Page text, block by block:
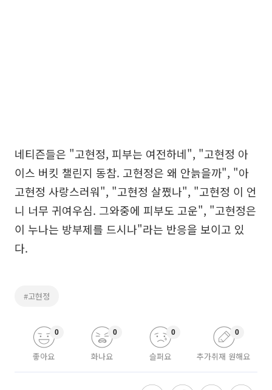
네티즌들은 "고현정, 피부는 여전하네", "고현정 아
이스 버킷 챌린지 동참. 고현정은 왜 안늙을까", "아
고현정 사랑스러워", "고현정 살쪘나", "고현정 이 언
니 너무 귀여우심. 그와중에 피부도 고운", "고현정은
이 누나는 방부제를 드시나"라는 반응을 보이고 있
다.
#고현정
좋아요
0
화나요
0
슬퍼요
0
추가취재 원해요
0